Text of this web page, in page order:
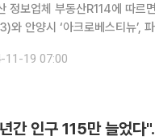
정보업체 부동산R114에 따르
와 안양시 ‘아크로베스티뉴’,
표가 진행된다.
11-19 07:00
간 인구 115만 늘었다